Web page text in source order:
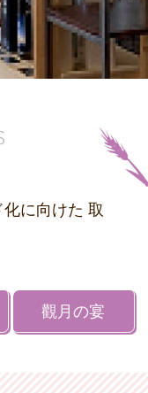
に向けた 取
觀月の宴